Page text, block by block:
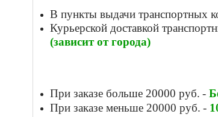
В пункты выдачи транспортных
Курьерской доставкой
(зависит от города)
При заказе больше 20000 руб. -
При заказе меньше 20000 руб. -